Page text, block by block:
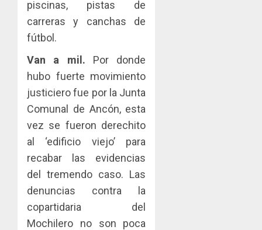
piscinas, pistas de
carreras y canchas de
fútbol.
Van a mil. Por donde
hubo fuerte movimiento
justiciero fue por la Junta
Comunal de Ancón, esta
vez se fueron derechito
al ‘edificio viejo’ para
recabar las evidencias
del tremendo caso. Las
denuncias contra la
copartidaria del
Mochilero no son poca